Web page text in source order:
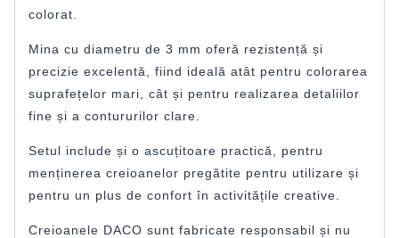
colorat.
Mina cu diametru de 3 mm oferă rezistență și
precizie excelentă, fiind ideală atât pentru colorarea
suprafețelor mari, cât și pentru realizarea detaliilor
fine și a contururilor clare.
Setul include și o ascuțitoare practică, pentru
menținerea creioanelor pregătite pentru utilizare și
pentru un plus de confort în activitățile creative.
Creioanele DACO sunt fabricate responsabil și nu